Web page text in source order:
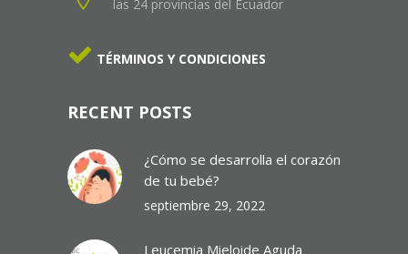
las 24 provincias del Ecuador
TÉRMINOS Y CONDICIONES
RECENT POSTS
¿Cómo se desarrolla el corazón
de tu bebé?
septiembre 29, 2022
Leucemia Mieloide Aguda